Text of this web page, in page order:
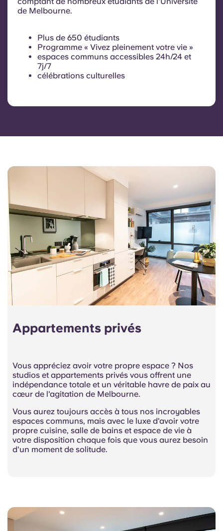
de Melbourne.
Plus de 650 étudiants
Programme « Vivez pleinement votre vie »
espaces communs accessibles 24h/24 et
7j/7
célébrations culturelles
Appartements privés
Vous appréciez avoir votre propre espace ? Nos
studios et appartements privés vous offrent une
indépendance totale et un véritable havre de paix au
cœur de l'agitation de Melbourne.
Vous aurez toujours accès à tous nos incroyables
espaces communs, mais avec le luxe d'avoir votre
propre cuisine, salle de bains et espace de vie à
votre disposition chaque fois que vous aurez besoin
d'un moment de solitude.